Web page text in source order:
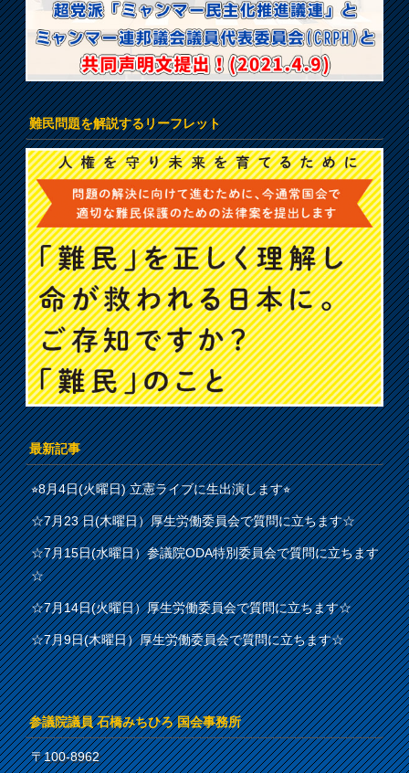
難民問題を解説するリーフレット
最新記事
⭐︎8月4日(火曜日) 立憲ライブに生出演します⭐︎
☆7月23 日(木曜日）厚生労働委員会で質問に立ちます☆
☆7月15日(水曜日）参議院ODA特別委員会で質問に立ちます
☆
☆7月14日(火曜日）厚生労働委員会で質問に立ちます☆
☆7月9日(木曜日）厚生労働委員会で質問に立ちます☆
参議院議員 石橋みちひろ 国会事務所
〒100-8962